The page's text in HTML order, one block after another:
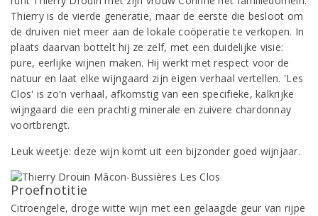
Thierry is de vierde generatie, maar de eerste die besloot om
de druiven niet meer aan de lokale coöperatie te verkopen. In
plaats daarvan bottelt hij ze zelf, met een duidelijke visie:
pure, eerlijke wijnen maken. Hij werkt met respect voor de
natuur en laat elke wijngaard zijn eigen verhaal vertellen. 'Les
Clos' is zo'n verhaal, afkomstig van een specifieke, kalkrijke
wijngaard die een prachtig minerale en zuivere chardonnay
voortbrengt.
Leuk weetje: deze wijn komt uit een bijzonder goed wijnjaar.
Proefnotitie
Citroengele, droge witte wijn met een gelaagde geur van rijpe